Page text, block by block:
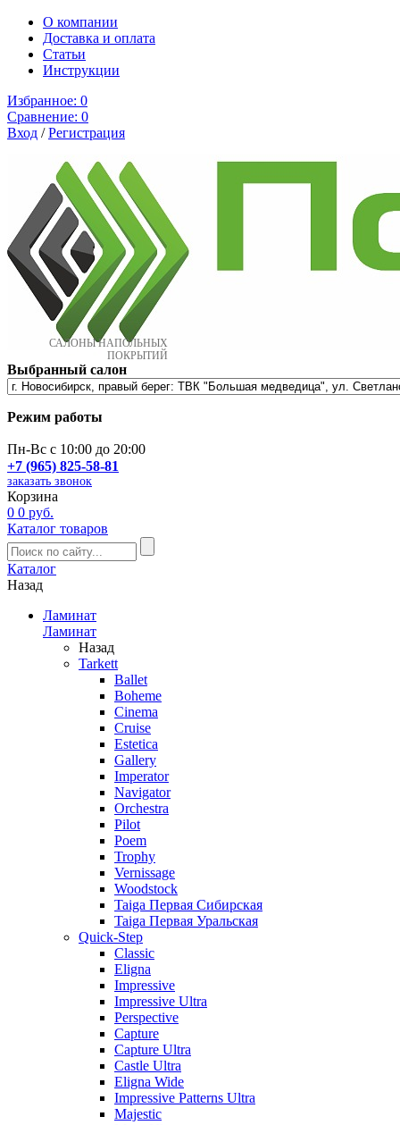
О компании
Доставка и оплата
Cтатьи
Инструкции
Избранное: 0
Сравнение: 0
Вход /Регистрация
САЛОНЫ НАПОЛЬНЫХ
ПОКРЫТИЙ
Выбранный салон
Режим работы
Пн-Вс с 10:00 до 20:00
+7 (965) 825-58-81
заказать звонок
Корзина
0 0 руб.
Каталог товаров
Каталог
Назад
Ламинат
Ламинат
Назад
Tarkett
Ballet
Boheme
Cinema
Cruise
Estetica
Gallery
Imperator
Navigator
Orchestra
Pilot
Poem
Trophy
Vernissage
Woodstock
Taiga Первая Сибирская
Taiga Первая Уральская
Quick-Step
Classic
Eligna
Impressive
Impressive Ultra
Perspective
Capture
Capture Ultra
Castle Ultra
Eligna Wide
Impressive Patterns Ultra
Majestic